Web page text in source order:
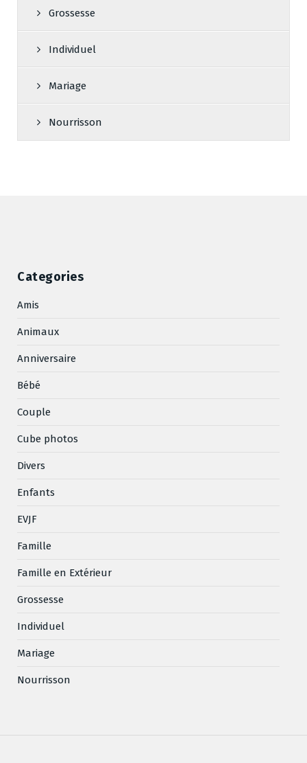
Grossesse
Individuel
Mariage
Nourrisson
Categories
Amis
Animaux
Anniversaire
Bébé
Couple
Cube photos
Divers
Enfants
EVJF
Famille
Famille en Extérieur
Grossesse
Individuel
Mariage
Nourrisson